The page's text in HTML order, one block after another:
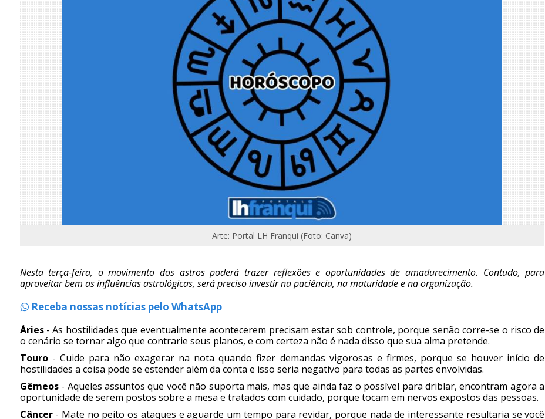
Arte: Portal LH Franqui (Foto: Canva)
Nesta terça-feira, o movimento dos astros poderá trazer reflexões e oportunidades de amadurecimento. Contudo, para
aproveitar bem as influências astrológicas, será preciso investir na paciência, na maturidade e na organização.
Receba nossas notícias pelo WhatsApp
Áries- As hostilidades que eventualmente acontecerem precisam estar sob controle, porque senão corre-se o risco de
o cenário se tornar algo que contrarie seus planos, e com certeza não é nada disso que sua alma pretende.
Touro- Cuide para não exagerar na nota quando fizer demandas vigorosas e firmes, porque se houver início de
hostilidades a coisa pode se estender além da conta e isso seria negativo para todas as partes envolvidas.
Gêmeos- Aqueles assuntos que você não suporta mais, mas que ainda faz o possível para driblar, encontram agora a
oportunidade de serem postos sobre a mesa e tratados com cuidado, porque tocam em nervos expostos das pessoas.
Câncer- Mate no peito os ataques e aguarde um tempo para revidar, porque nada de interessante resultaria se você